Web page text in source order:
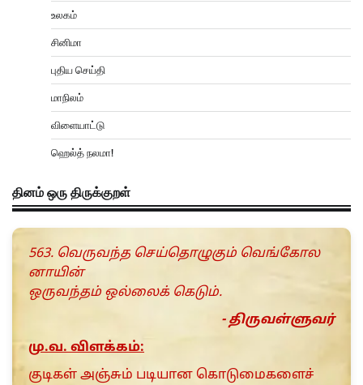
உலகம்
சினிமா
புதிய செய்தி
மாநிலம்
விளையாட்டு
ஹெல்த் நலமா!
தினம் ஒரு திருக்குறள்
563. வெருவந்த செய்தொழுகும் வெங்கோல
னாயின்
ஒருவந்தம் ஒல்லைக் கெடும்.
- திருவள்ளுவர்
மு.வ. விளக்கம்:
குடிகள் அஞ்சும் படியான கொடுமைகளைச்